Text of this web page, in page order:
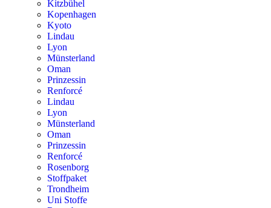
Kitzbühel
Kopenhagen
Kyoto
Lindau
Lyon
Münsterland
Oman
Prinzessin
Renforcé
Lindau
Lyon
Münsterland
Oman
Prinzessin
Renforcé
Rosenborg
Stoffpaket
Trondheim
Uni Stoffe